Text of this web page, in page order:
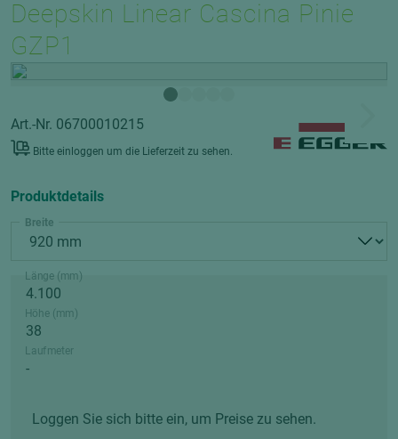
Deepskin Linear Cascina Pinie
GZP1
Art.-Nr. 06700010215
Bitte einloggen um die Lieferzeit zu sehen.
Produktdetails
Breite
Länge (mm)
Höhe (mm)
Laufmeter
Loggen Sie sich bitte ein, um Preise zu sehen.